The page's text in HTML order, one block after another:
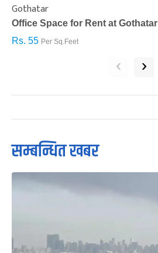
Gothatar
Office Space for Rent at Gothatar
Rs. 55 Per Sq.Feet
‹ ›
सम्बन्धित खबर